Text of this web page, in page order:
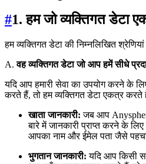
#1. हम जो व्यक्तिगत डेटा
हम व्यक्तिगत डेटा की निम्नलिखित
A.वह व्यक्तिगत डेटा जो आप हमें सीधे
यदि आप हमारी सेवा का उपयोग करने के
करते हैं, तो हम व्यक्तिगत डेटा एकत्र करते
खाता जानकारी: जब आप
बारे में जानकारी प्राप्त करने के
आपका नाम और ईमेल पता जैसे
भुगतान जानकारी: यदि आप किसी